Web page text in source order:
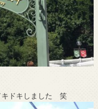
キドキしました 笑